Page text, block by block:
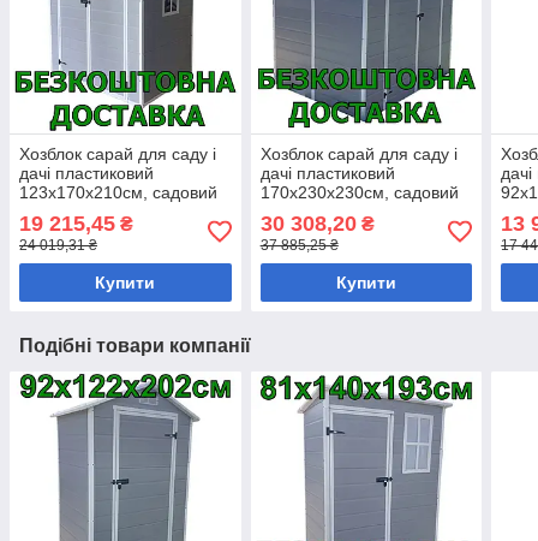
Хозблок сарай для саду і
дачі пластиковий
123х170х210см, садовий
HOMESTAR
19 215,45 ₴
24 019,31 ₴
Купити
Хозблок сарай для саду і
дачі пластиковий
170х230х230см, садовий
HOMESTAR
30 308,20₴
37 885,25 ₴
Купити
13
17
Подібні товари компанії